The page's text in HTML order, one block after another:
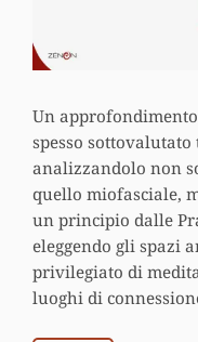
Un
spesso
analizzandolo non
quello miofasciale,
un principio dalle
eleggendo gli spazi
privilegiato di
luoghi di